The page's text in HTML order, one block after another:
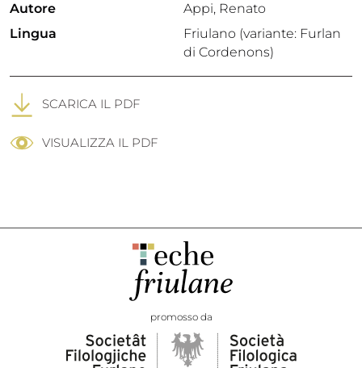
Autore
Appi, Renato
Lingua
Friulano (variante: Furlan
di Cordenons)
SCARICA IL PDF
VISUALIZZA IL PDF
promosso da